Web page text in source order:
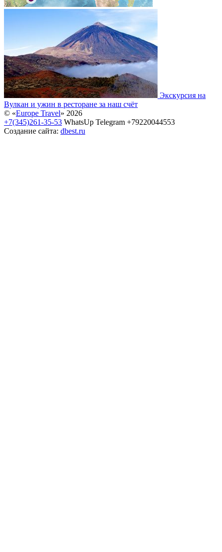
Экскурсия на
Вулкан и ужин в ресторане за наш счёт
© «Europe Travel» 2026
+7(345)261-35-53 WhatsUp Telegram +79220044553
Создание сайта: dbest.ru